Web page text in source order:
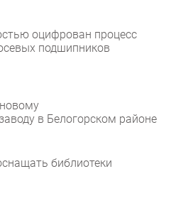
оцифрован процесс
подшипников
в Белогорском районе
библиотеки